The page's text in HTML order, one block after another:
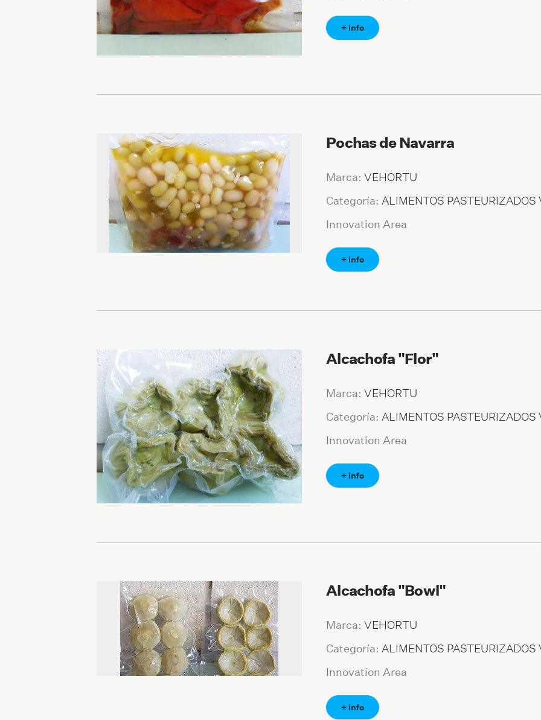
+ info
Pochas de Navarra
Marca: VEHORTU
Categoría: ALIMENTOS PASTEURIZADOS
Innovation Area
+ info
Alcachofa "Flor"
Marca: VEHORTU
Categoría: ALIMENTOS PASTEURIZADOS
Innovation Area
+ info
Alcachofa "Bowl"
Marca: VEHORTU
Categoría: ALIMENTOS PASTEURIZADOS
Innovation Area
+ info